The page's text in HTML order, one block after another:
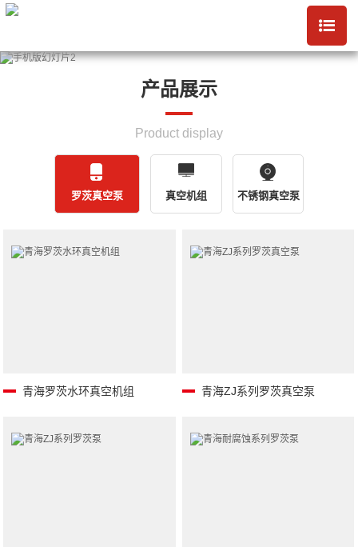
产品展示
Product display
罗茨真空泵 真空机组 不锈钢真空泵
青海罗茨水环真空机组 青海ZJ系列罗茨真空泵